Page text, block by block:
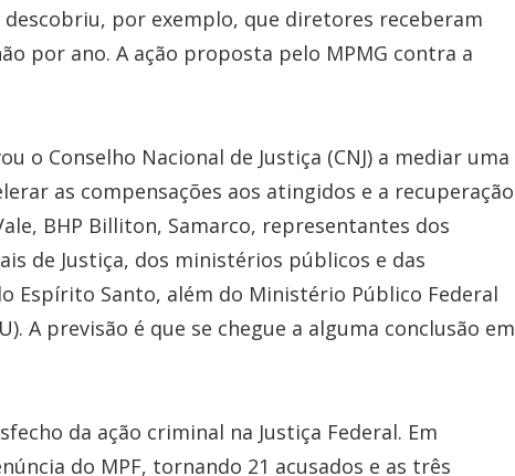
descobriu, por exemplo, que diretores receberam
por ano. A ação proposta pelo MPMG contra a
o Conselho Nacional de Justiça (CNJ) a mediar uma
as compensações aos atingidos e a recuperação
BHP Billiton, Samarco, representantes dos
de Justiça, dos ministérios públicos e das
Espírito Santo, além do Ministério Público Federal
A previsão é que se chegue a alguma conclusão em
da ação criminal na Justiça Federal. Em
do MPF, tornando 21 acusados e as três